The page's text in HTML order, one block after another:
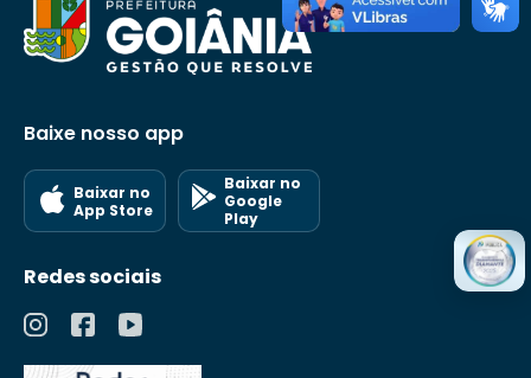
Baixe nosso app
Baixar no
App Store
Baixar no
Google
Play
Redes sociais